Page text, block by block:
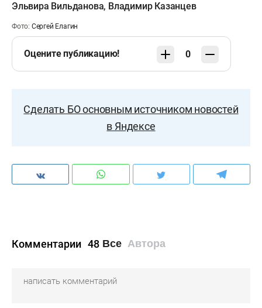
Эльвира Вильданова, Владимир Казанцев
Фото: Сергей Елагин
Оцените публикацию! 0
Сделать БО основным источником новостей
в Яндексе
Комментарии 48 Все Автора